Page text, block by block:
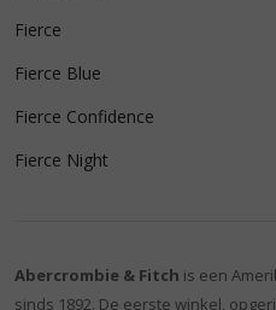
Fierce
Fierce Blue
Fierce Confidence
Fierce Night
Abercrombie & Fitch is een
sinds 1892. De eerste winkel,